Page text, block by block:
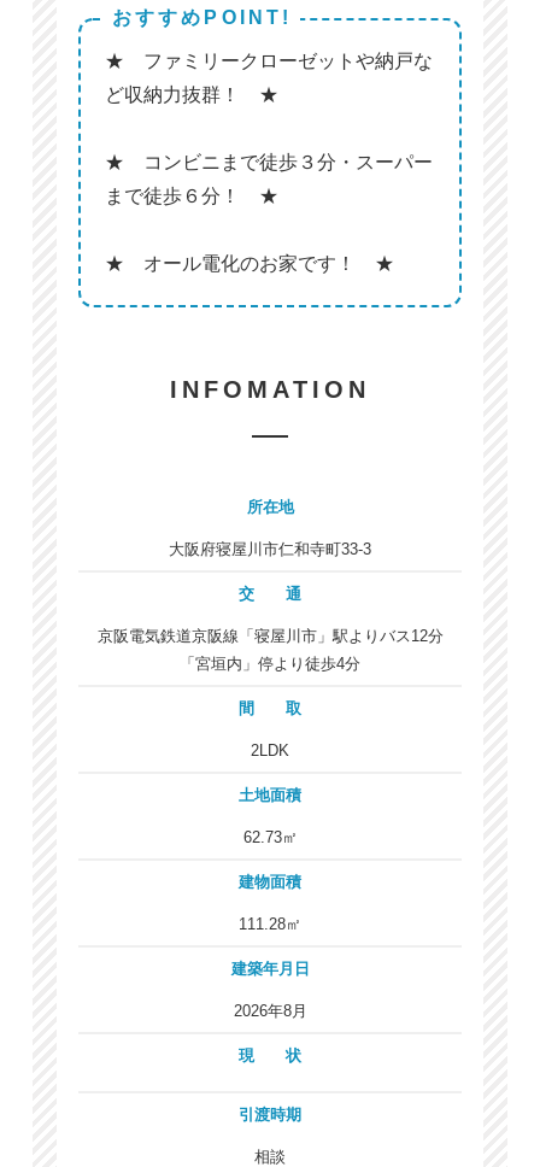
おすすめPOINT!
★ ファミリークローゼットや納戸な
ど収納力抜群！ ★
★ コンビニまで徒歩３分・スーパー
まで徒歩６分！ ★
★ オール電化のお家です！ ★
INFOMATION
所在地
大阪府寝屋川市仁和寺町33-3
交 通
京阪電気鉄道京阪線「寝屋川市」駅よりバス12分
「宮垣内」停より徒歩4分
間 取
2LDK
土地面積
62.73㎡
建物面積
111.28㎡
建築年月日
2026年8月
現 状
引渡時期
相談